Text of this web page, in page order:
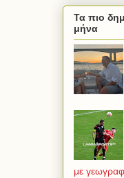
Τα πιο
μήνα
με